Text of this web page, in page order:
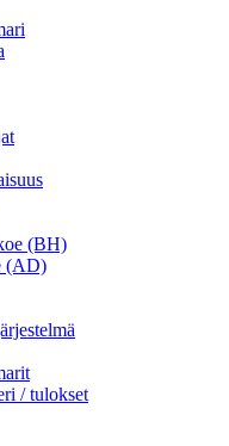
(BH)
(AD)
/ tulokset